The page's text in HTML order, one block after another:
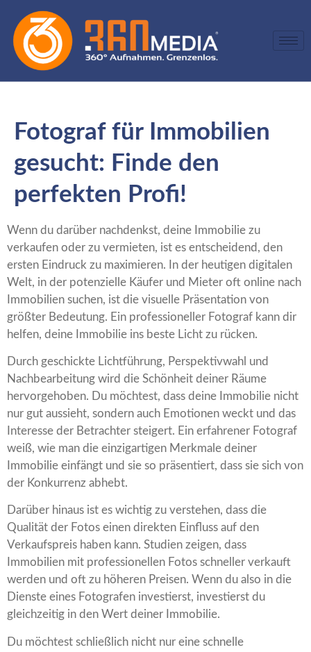
Fotograf für Immobilien
gesucht: Finde den
perfekten Profi!
Wenn du darüber nachdenkst, deine Immobilie zu
verkaufen oder zu vermieten, ist es entscheidend, den
ersten Eindruck zu maximieren. In der heutigen digitalen
Welt, in der potenzielle Käufer und Mieter oft online nach
Immobilien suchen, ist die visuelle Präsentation von
größter Bedeutung. Ein professioneller Fotograf kann dir
helfen, deine Immobilie ins beste Licht zu rücken.
Durch geschickte Lichtführung, Perspektivwahl und
Nachbearbeitung wird die Schönheit deiner Räume
hervorgehoben. Du möchtest, dass deine Immobilie nicht
nur gut aussieht, sondern auch Emotionen weckt und das
Interesse der Betrachter steigert. Ein erfahrener Fotograf
weiß, wie man die einzigartigen Merkmale deiner
Immobilie einfängt und sie so präsentiert, dass sie sich von
der Konkurrenz abhebt.
Darüber hinaus ist es wichtig zu verstehen, dass die
Qualität der Fotos einen direkten Einfluss auf den
Verkaufspreis haben kann. Studien zeigen, dass
Immobilien mit professionellen Fotos schneller verkauft
werden und oft zu höheren Preisen. Wenn du also in die
Dienste eines Fotografen investierst, investierst du
gleichzeitig in den Wert deiner Immobilie.
Du möchtest schließlich nicht nur eine schnelle